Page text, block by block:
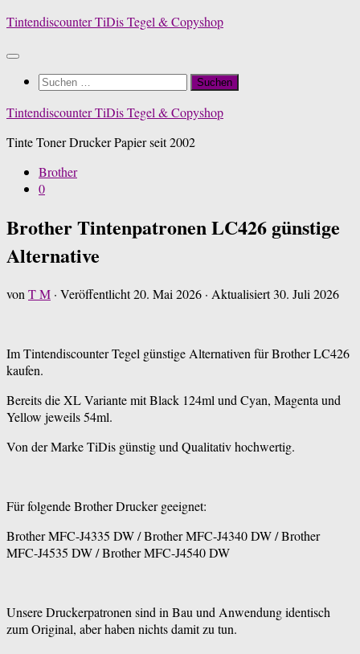
Zum
springen
Tintendiscounter TiDis Tegel & Copyshop
Suchen
Tintendiscounter TiDis Tegel & Copyshop
Tinte Toner Drucker Papier seit 2002
Brother
0
Brother Tintenpatronen LC426 günstige
Alternative
von T M · Veröffentlicht20. Mai 2026 · Aktualisiert30. Juli 2026
Im Tintendiscounter Tegel günstige Alternativen für Brother LC426
kaufen.
Bereits die XL Variante mit Black 124ml und Cyan, Magenta und
Yellow jeweils 54ml.
Von der Marke TiDis günstig und Qualitativ hochwertig.
Für folgende Brother Drucker geeignet:
Brother MFC-J4335 DW / Brother MFC-J4340 DW / Brother
MFC-J4535 DW / Brother MFC-J4540 DW
Unsere Druckerpatronen sind in Bau und Anwendung identisch
zum Original, aber haben nichts damit zu tun.